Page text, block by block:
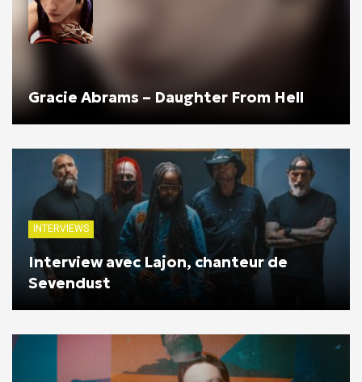
Gracie Abrams – Daughter From Hell
INTERVIEWS
Interview avec Lajon, chanteur de
Sevendust